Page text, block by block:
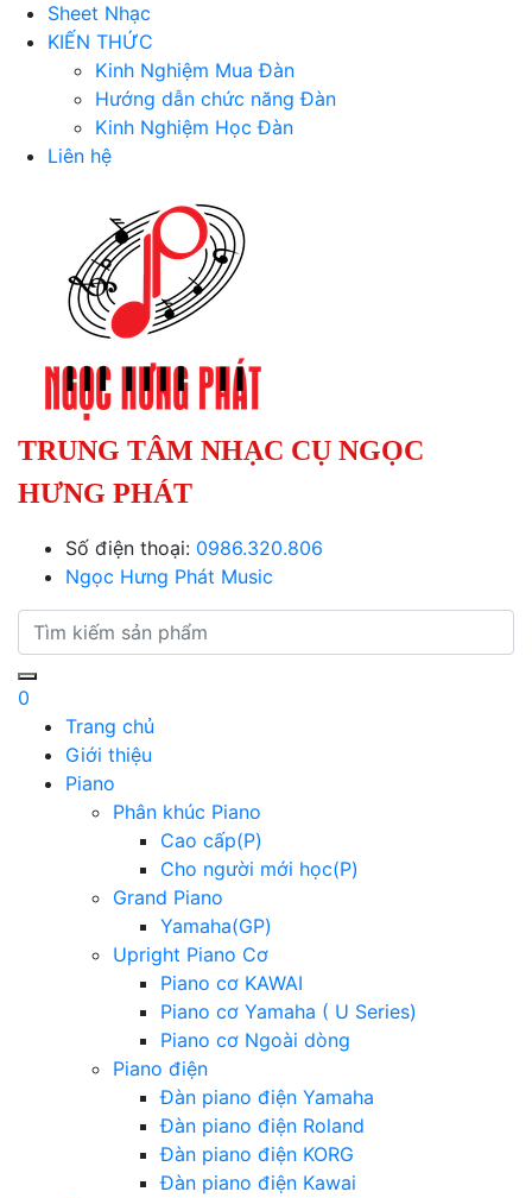
Sheet Nhạc
KIẾN THỨC
Kinh Nghiệm Mua Đàn
Hướng dẫn chức năng Đàn
Kinh Nghiệm Học Đàn
Liên hệ
TRUNG TÂM NHẠC CỤ NGỌC
HƯNG PHÁT
Số điện thoại: 0986.320.806
Ngọc Hưng Phát Music
0
Trang chủ
Giới thiệu
Piano
Phân khúc Piano
Cao cấp(P)
Cho người mới học(P)
Grand Piano
Yamaha(GP)
Upright Piano Cơ
Piano cơ KAWAI
Piano cơ Yamaha ( U Series)
Piano cơ Ngoài dòng
Piano điện
Đàn piano điện Yamaha
Đàn piano điện Roland
Đàn piano điện KORG
Đàn piano điện Kawai